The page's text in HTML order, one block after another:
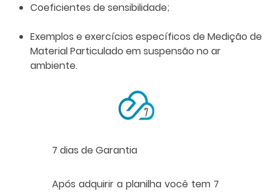
Coeficientes de sensibilidade;
Exemplos e exercícios específicos de Medição de
Material Particulado em suspensão no ar
ambiente.
7 dias de Garantia
Após adquirir a planilha você tem 7